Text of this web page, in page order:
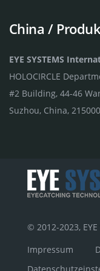
China /
EYE SYSTEMS
HOLOCIRCLE
#2 Building, 44-46
Suzhou, China, 215000
© 2012-2023,
Impressum